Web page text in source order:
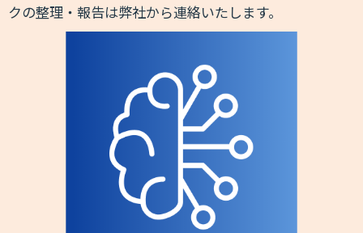
クの整理・報告は弊社から連絡いたします。